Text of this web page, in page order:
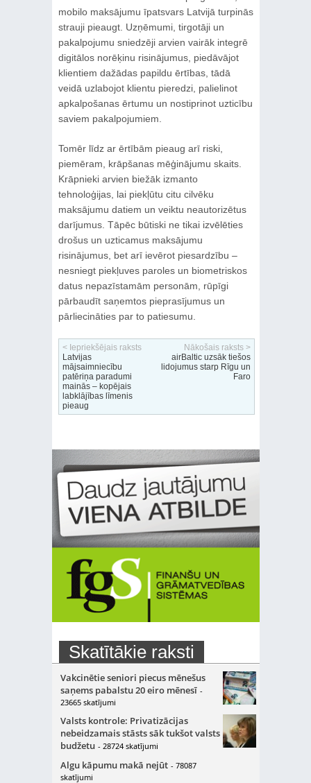
mobilo maksājumu īpatsvars Latvijā turpinās
strauji pieaugt. Uzņēmumi, tirgotāji un
pakalpojumu sniedzēji arvien vairāk integrē
digitālos norēķinu risinājumus, piedāvājot
klientiem dažādas papildu ērtības, tādā
veidā uzlabojot klientu pieredzi, palielinot
apkalpošanas ērtumu un nostiprinot uzticību
saviem pakalpojumiem.
Tomēr līdz ar ērtībām pieaug arī riski,
piemēram, krāpšanas mēģinājumu skaits.
Krāpnieki arvien biežāk izmanto
tehnoloģijas, lai piekļūtu citu cilvēku
maksājumu datiem un veiktu neautorizētus
darījumus. Tāpēc būtiski ne tikai izvēlēties
drošus un uzticamus maksājumu
risinājumus, bet arī ievērot piesardzību –
nesniegt piekļuves paroles un biometriskos
datus nepazīstamām personām, rūpīgi
pārbaudīt saņemtos pieprasījumus un
pārliecināties par to patiesumu.
< Iepriekšējais raksts
Latvijas
mājsaimniecību
patēriņa paradumi
mainās – kopējais
labklājības līmenis
pieaug
Nākošais raksts >
airBaltic uzsāk tiešos
lidojumus starp Rīgu un
Faro
Skatītākie raksti
Vakcinētie seniori piecus mēnešus
saņems pabalstu 20 eiro mēnesī -
23665 skatījumi
Valsts kontrole: Privatizācijas
nebeidzamais stāsts sāk tukšot valsts
budžetu - 28724 skatījumi
Algu kāpumu makā nejūt - 78087
skatījumi